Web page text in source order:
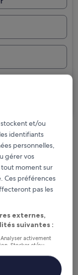
en cas de
chaque
membres
et/ou
identifiants
personnelles,
gérer vos
moment sur
Ces préférences
pas les
externes,
suivantes :
activement
Stocker et/ou
et du contenu,